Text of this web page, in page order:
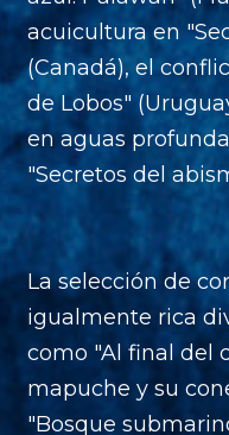
acuicultura en
(Canadá), el
de Lobos"
en aguas
"Secretos del
La selección de
igualmente rica
como "Al final del
mapuche y su
"Bosque